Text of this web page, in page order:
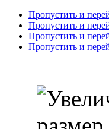
Пропустить и
Пропустить и
Пропустить и
Пропустить и